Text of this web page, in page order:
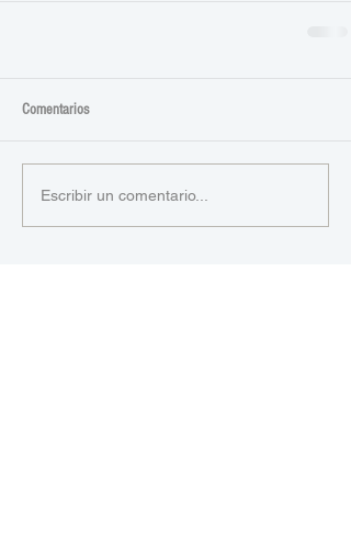
Comentarios
Escribir un comentario...